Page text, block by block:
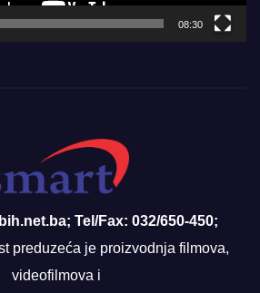
08:30
Tel/Fax: 032/650-450;
preduzeća je proizvodnja filmova,
videofilmova i